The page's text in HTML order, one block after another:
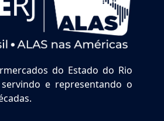
do Estado do Rio
e representando o